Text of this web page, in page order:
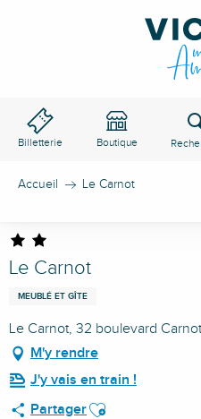
Billetterie Boutique
Accueil Le Carnot
Le Carnot
MEUBLÉ ET GÎTE
Le Carnot, 32 boulevard
M'y rendre
J'y vais en train !
PartagerAjouter aux favoris